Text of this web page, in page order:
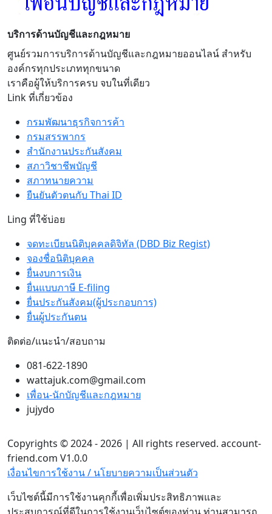
บริการด้านบัญชีและกฎหมาย
ศูนย์รวมการบริการด้านบัญชีและกฎหมายออนไลน์ สำหรับ
องค์กรทุกประเภททุกขนาด
เราคือผู้ให้บริการครบ จบในที่เดียว
Link ที่เกี่ยวข้อง
กรมพัฒนาธุรกิจการค้า
กรมสรรพากร
สำนักงานประกันสังคม
สภาวิชาชีพบัญชี
สภาทนายความ
ยืนยันตัวตนกับ Thai ID
Ling ที่ใช้บ่อย
จดทะเบียนนิติบุคคลดิจิทัล (DBD Biz Regist)
จองชื่อนิติบุคคล
ยื่นงบการเงิน
ยื่นแบบภาษี E-filing
ยื่นประกันสังคม(ผู้ประกอบการ)
ยื่นผู้ประกันตน
ติดต่อ/แนะนำ/สอบถาม
081-622-1890
wattajuk.com@gmail.com
เพื่อน-นักบัญชีและกฎหมาย
jujydo
Copyrights © 2024 - 2026 | All rights reserved. account-
friend.com V1.0.0
เงื่อนไขการใช้งาน / นโยบายความเป็นส่วนตัว
เว็บไซต์นี้มีการใช้งานคุกกี้เพื่อเพิ่มประสิทธิภาพและ